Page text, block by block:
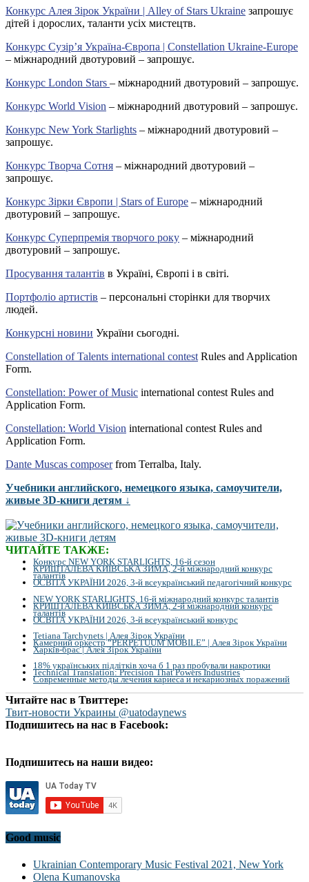
Конкурс Алея Зірок України | Alley of Stars Ukraine запрошує
дітей і дорослих, таланти усіх мистецтв.
Конкурс Сузір’я Україна-Європа | Constellation Ukraine-Europe
– міжнародний двотуровий – запрошує.
Конкурс London Stars – міжнародний двотуровий – запрошує.
Конкурс World Vision – міжнародний двотуровий – запрошує.
Конкурс New York Starlights – міжнародний двотуровий –
запрошує.
Конкурс Творча Сотня – міжнародний двотуровий –
запрошує.
Конкурс Зірки Європи | Stars of Europe – міжнародний
двотуровий – запрошує.
Конкурс Суперпремія творчого року – міжнародний
двотуровий – запрошує.
Просування талантів в Україні, Європі і в світі.
Портфоліо артистів – персональні сторінки для творчих
людей.
Конкурсні новини України сьогодні.
Constellation of Talents international contest Rules and Application
Form.
Constellation: Power of Music international contest Rules and
Application Form.
Constellation: World Vision international contest Rules and
Application Form.
Dante Muscas composerfrom Terralba, Italy.
Учебники английского, немецкого языка, самоучители,
живые 3D-книги детям ↓
ЧИТАЙТЕ ТАКЖЕ:
Конкурс NEW YORK STARLIGHTS, 16-й сезон
КРИШТАЛЕВА КИЇВСЬКА ЗИМА, 2-й міжнародний конкурс
талантів
ОСВІТА УКРАЇНИ 2026, 3-й всеукраїнський педагогічний конкурс
NEW YORK STARLIGHTS, 16-й міжнародний конкурс талантів
КРИШТАЛЕВА КИЇВСЬКА ЗИМА, 2-й міжнародний конкурс
талантів
ОСВІТА УКРАЇНИ 2026, 3-й всеукраїнський конкурс
Tetiana Tarchynets | Алея Зірок України
Камерний оркестр “PERPETUUM MOBILE” | Алея Зірок України
Харків-брас | Алея Зірок України
18% українських підлітків хоча б 1 раз пробували накротики
Technical Translation: Precision That Powers Industries
Современные методы лечения кариеса и некариозных поражений
Читайте нас в Твиттере:
Твит-новости Украины @uatodaynews
Подпишитесь на нас в Facebook:
Подпишитесь на наши видео:
Good music
Ukrainian Contemporary Music Festival 2021, New York
Olena Kumanovska